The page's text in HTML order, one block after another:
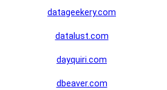
datageekery.com
datalust.com
dayquiri.com
dbeaver.com